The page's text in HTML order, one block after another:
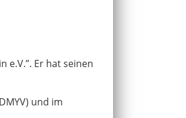
e.V.”. Er hat seinen
und im